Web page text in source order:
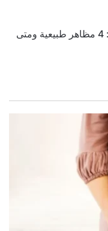
طفلك حديث الولادة: 4 مظاهر طبيعية ومتى